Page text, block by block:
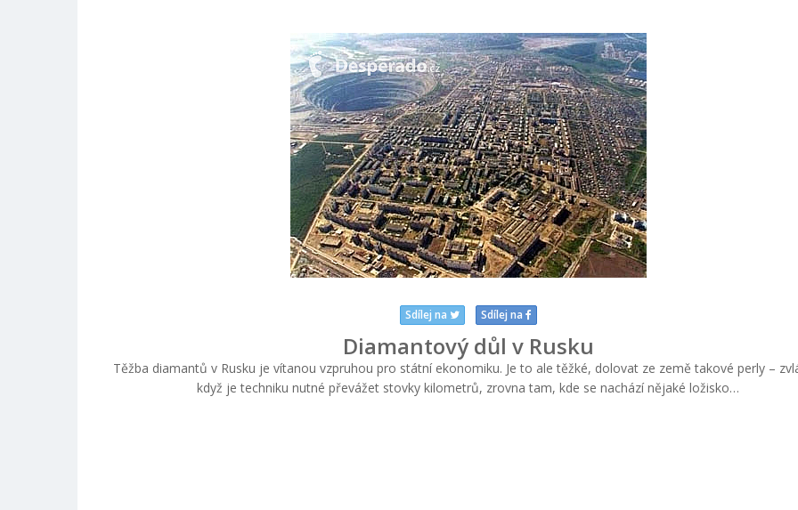
Sdílej na Sdílej na
Diamantový důl v Rusku
Těžba diamantů v Rusku je vítanou vzpruhou pro státní ekonomiku. Je to ale těžké, dolovat ze země takové perly –
když je techniku nutné převážet stovky kilometrů, zrovna tam, kde se nachází nějaké ložisko…